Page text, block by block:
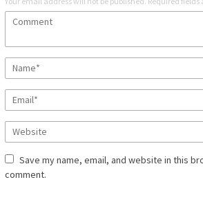
Save my name, email, and website in this
comment.